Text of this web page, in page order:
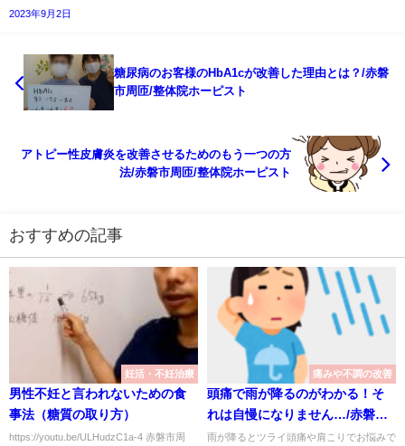
2023年9月2日
糖尿病のお客様のHbA1cが改善した理由とは？/赤磐
市周匝/整体院ホーピスト
アトピー性皮膚炎を改善させるためのもう一つの方
法/赤磐市周匝/整体院ホーピスト
おすすめの記事
妊活・不妊治療
男性不妊と言われないための食
事法（糖質の取り方）
https://youtu.be/ULHudzC1a-4 赤磐市周
痛みや不調の改善
頭痛で雨が降るのがわかる！そ
れは自慢になりません…/赤磐市
周匝/整体院ホーピスト
雨が降るとツライ頭痛や肩こりでお悩みで